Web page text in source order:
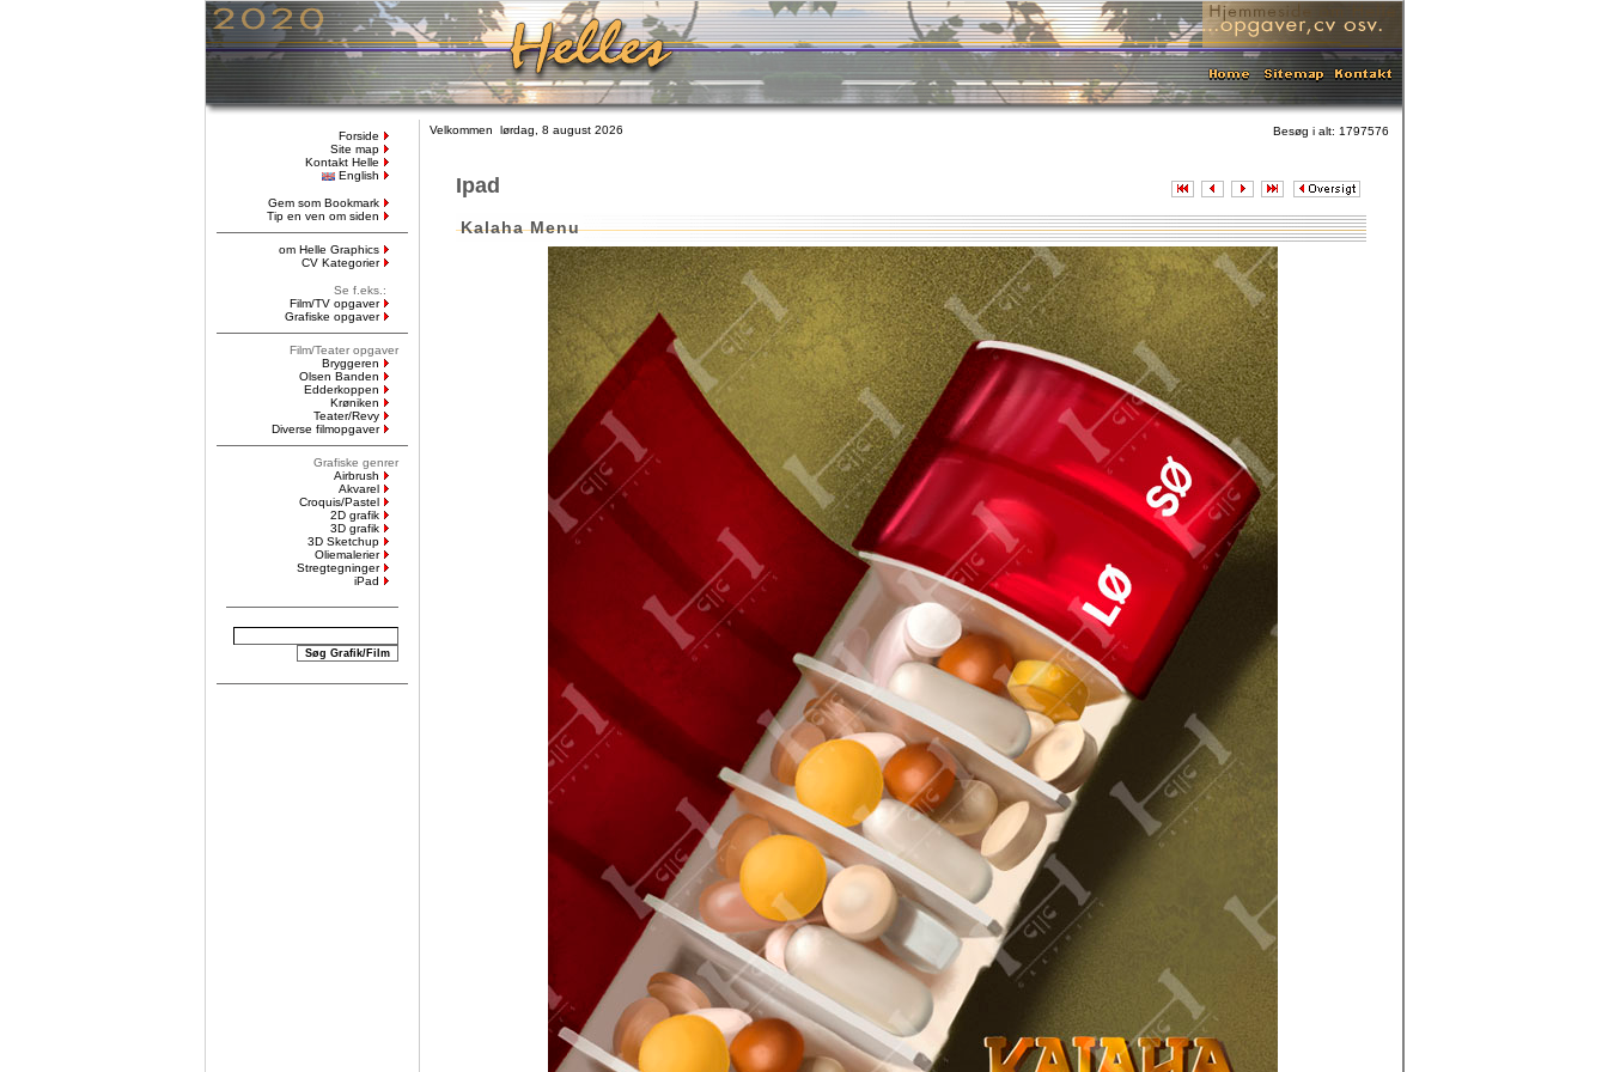
Forside
Site map
Kontakt Helle
English
Gem som Bookmark
Tip en ven om siden
om Helle Graphics
CV Kategorier
Se f.eks.:
Film/TV opgaver
Grafiske opgaver
Film/Teater opgaver
Bryggeren
Olsen Banden
Edderkoppen
Krøniken
Teater/Revy
Diverse filmopgaver
Grafiske genrer
Airbrush
Akvarel
Croquis/Pastel
2D grafik
3D grafik
3D Sketchup
Oliemalerier
Stregtegninger
iPad
Besøg i alt: 1797576
Velkommen lørdag, 8 august 2026
Ipad
Kalaha Menu